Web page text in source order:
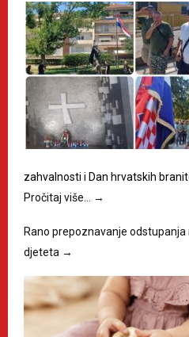
zahvalnosti i Dan hrvatskih
Pročitaj više…
→
Rano prepoznavanje
djeteta →